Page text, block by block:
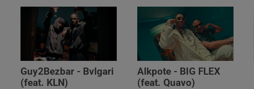
Guy2Bezbar - Bvlgari
(feat. KLN)
Alkpote - BIG FLEX
(feat. Quavo)